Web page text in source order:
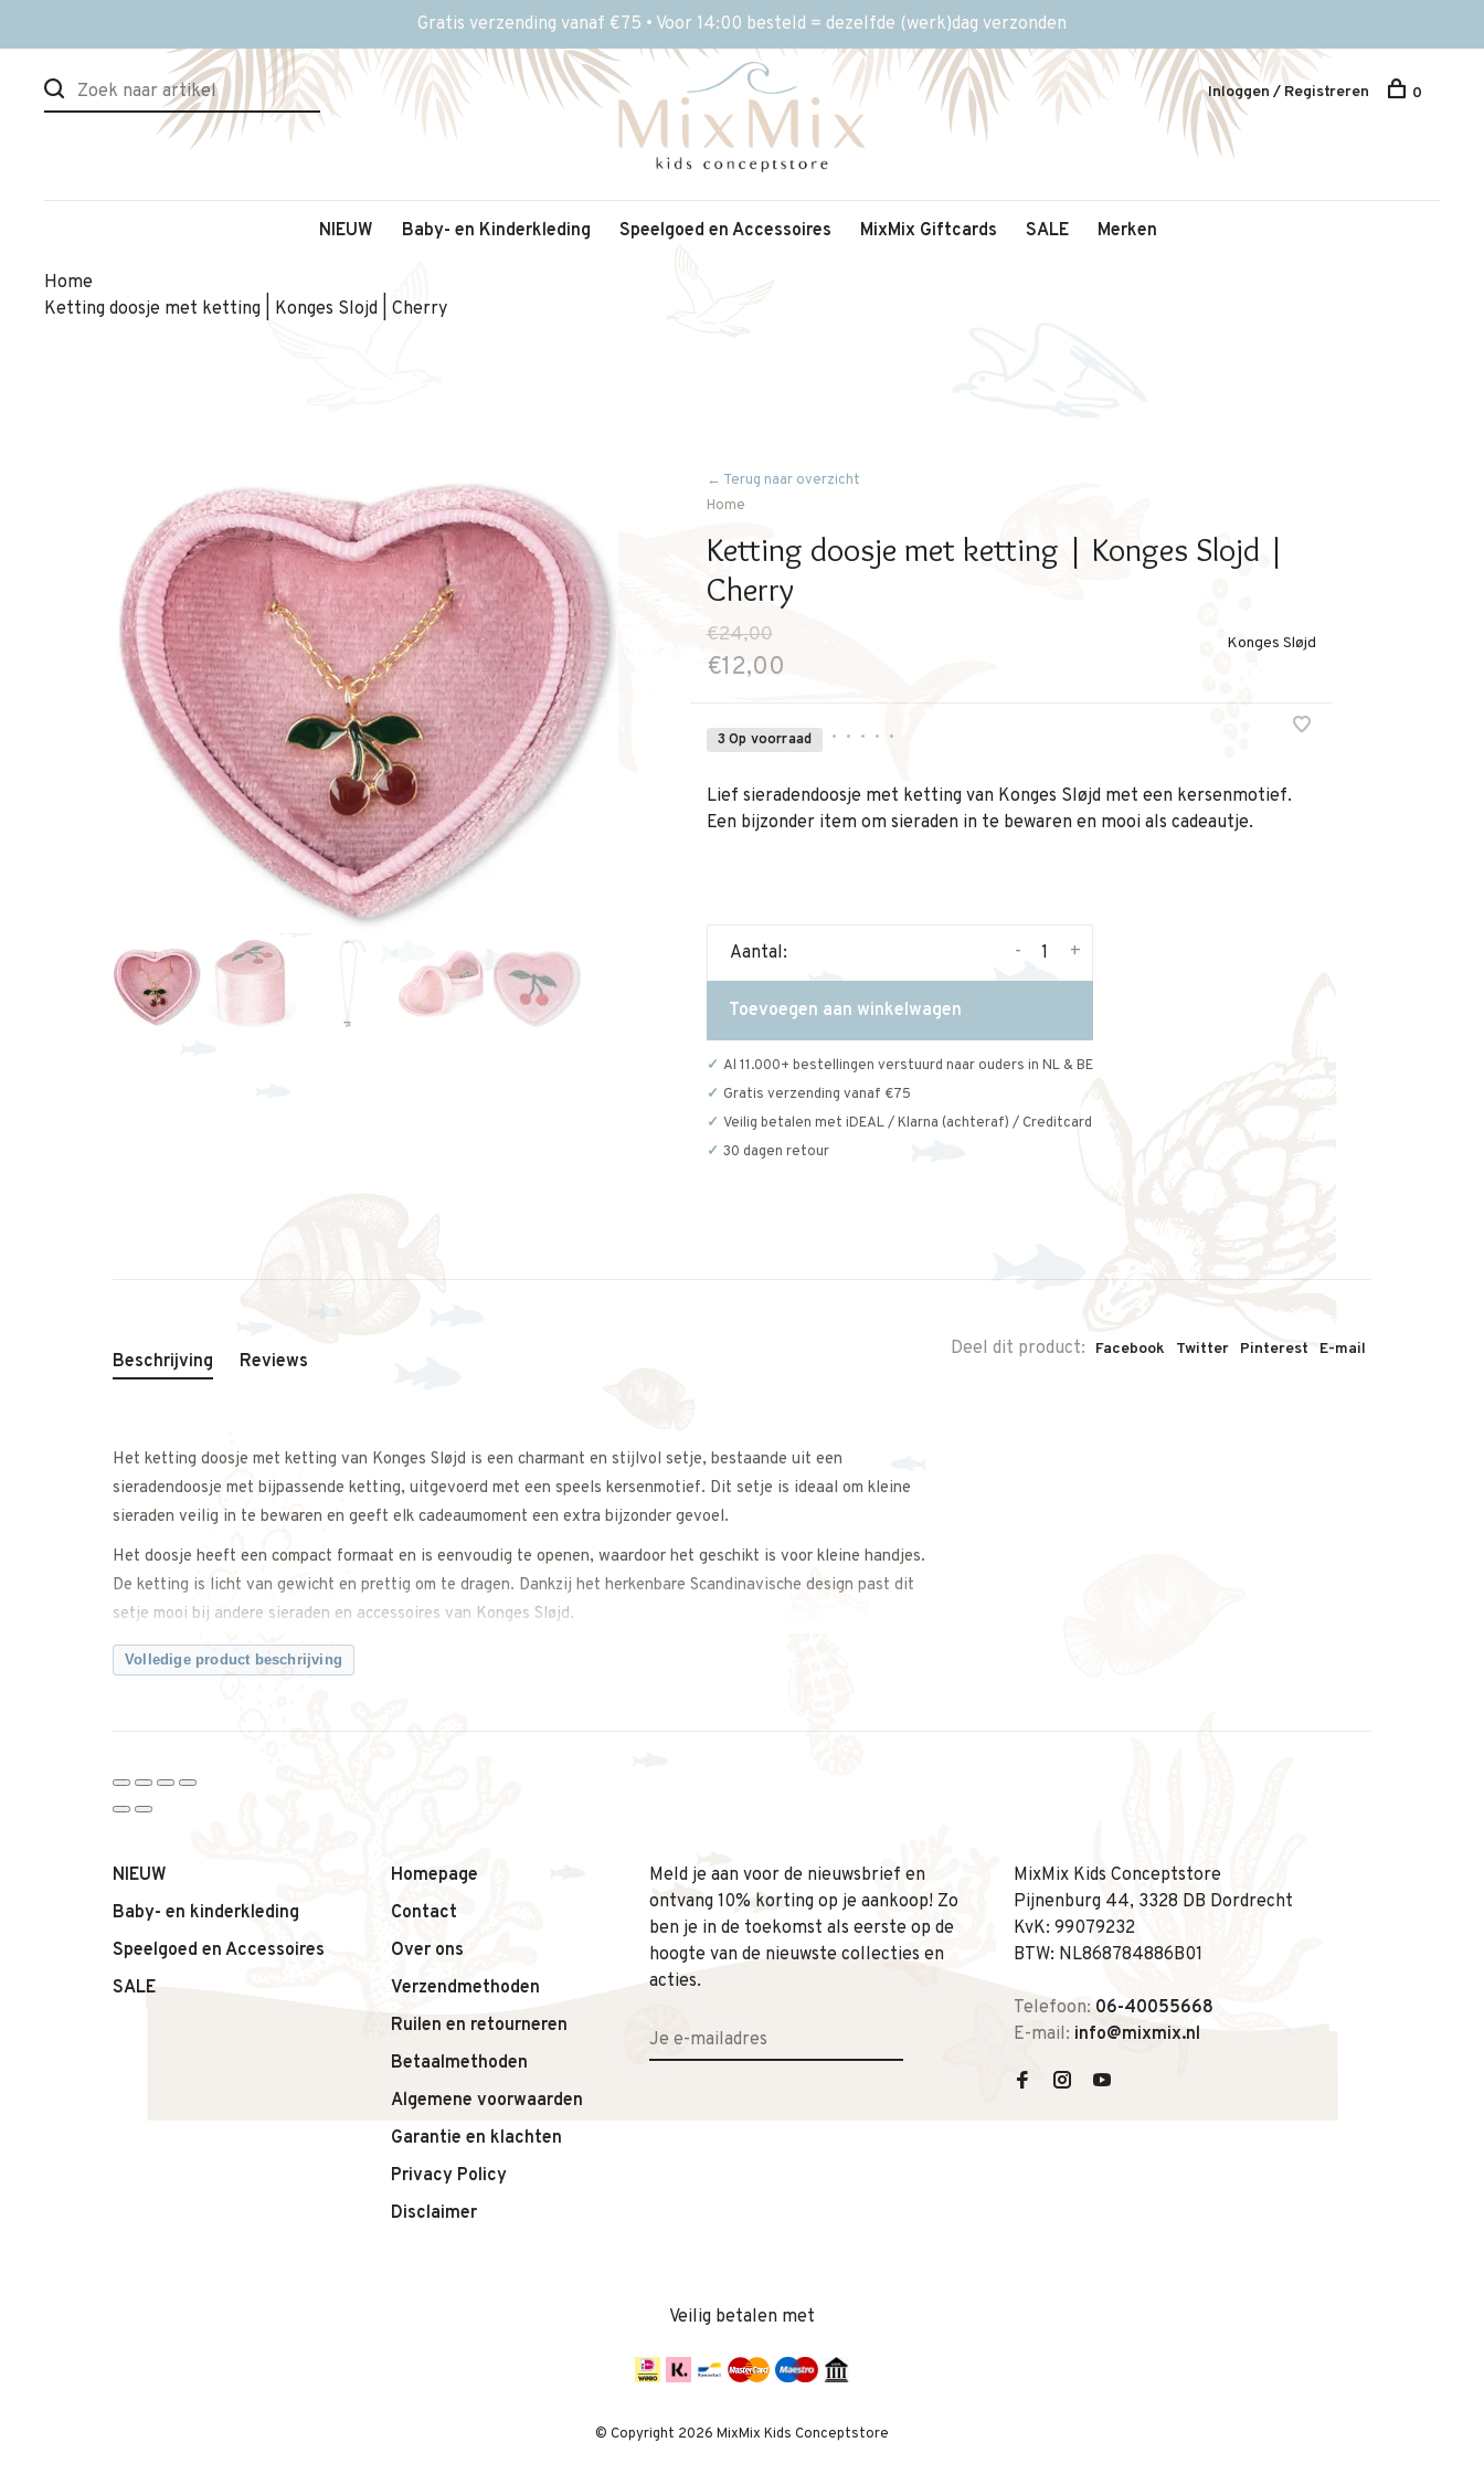
Gratis verzending vanaf €75 • Voor 14:00 besteld = dezelfde (werk)dag verzonden
NIEUW Baby- en Kinderkleding Speelgoed en Accessoires MixMix Giftcards SALE Merken
Inloggen / Registreren 0
Home
Ketting doosje met ketting | Konges Slojd | Cherry
← Terug naar overzicht
Home
Ketting doosje met ketting | Konges Slojd |
Cherry
€24,00
€12,00
Konges Sløjd
3 Op voorraad • • • • •
Lief sieradendoosje met ketting van Konges Sløjd met een kersenmotief.
Een bijzonder item om sieraden in te bewaren en mooi als cadeautje.
Aantal: +
-
Toevoegen aan winkelwagen
Al 11.000+ bestellingen verstuurd naar ouders in NL & BE
Gratis verzending vanaf €75
Veilig betalen met iDEAL / Klarna (achteraf) / Creditcard
30 dagen retour
Deel dit product: Facebook Twitter Pinterest E-mail
Beschrijving Reviews
Het ketting doosje met ketting van Konges Sløjd is een charmant en stijlvol setje, bestaande uit een
sieradendoosje met bijpassende ketting, uitgevoerd met een speels kersenmotief. Dit setje is ideaal om kleine
sieraden veilig in te bewaren en geeft elk cadeaumoment een extra bijzonder gevoel.
Het doosje heeft een compact formaat en is eenvoudig te openen, waardoor het geschikt is voor kleine handjes.
De ketting is licht van gewicht en prettig om te dragen. Dankzij het herkenbare Scandinavische design past dit
setje mooi bij andere sieraden en accessoires van Konges Sløjd.
Waarom dit sieradensetje van Konges Sløjd een fijne keuze is:
– Sieradendoosje met bijpassende ketting
Productdetails:
– Productnaam: Ketting doosje met ketting
– Design: Cherry
– Type: Sieradenset / sieradendoosje
Adviesleeftijd: vanaf 3 jaar. Bevat kleine onderdelen.
Volledige product beschrijving
NIEUW
Baby- en kinderkleding
Speelgoed en Accessoires
SALE
Homepage
Contact
Over ons
Verzendmethoden
Ruilen en retourneren
Betaalmethoden
Algemene voorwaarden
Garantie en klachten
Privacy Policy
Disclaimer
Meld je aan voor de nieuwsbrief en
ontvang 10% korting op je aankoop! Zo
ben je in de toekomst als eerste op de
hoogte van de nieuwste collecties en
acties.
MixMix Kids Conceptstore
Pijnenburg 44, 3328 DB Dordrecht
KvK: 99079232
BTW: NL868784886B01
Telefoon:06-40055668
E-mail: info@mixmix.nl
Veilig betalen met
© Copyright 2026 MixMix Kids Conceptstore